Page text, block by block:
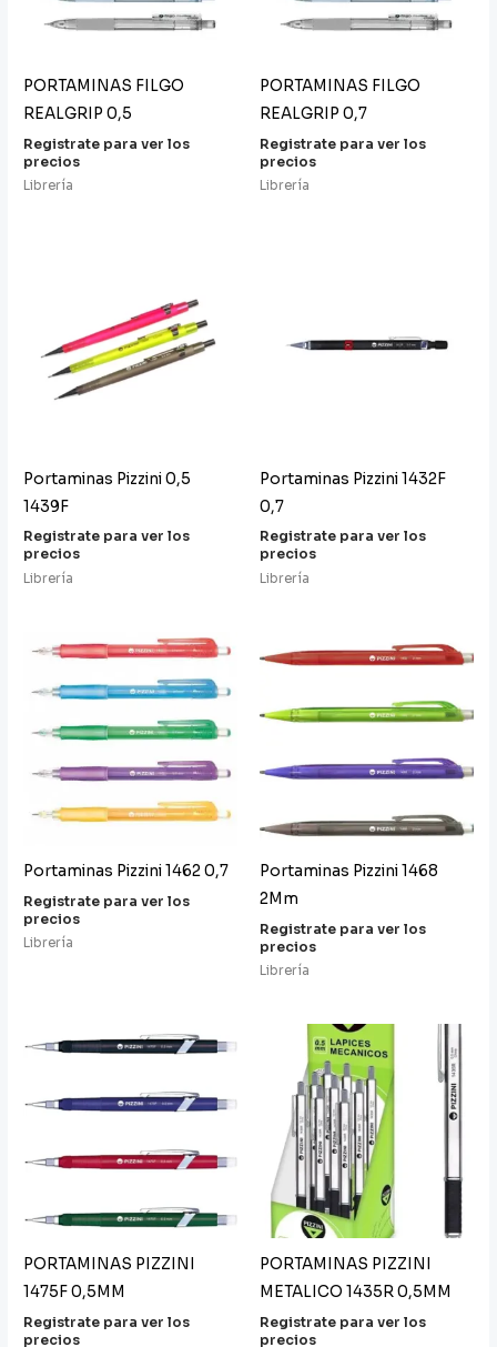
PORTAMINAS FILGO
REALGRIP 0,5
Registrate para ver los
precios
Librería
PORTAMINAS FILGO
REALGRIP 0,7
Registrate para ver los
precios
Librería
Portaminas Pizzini 0,5
1439F
Registrate para ver los
precios
Librería
Portaminas Pizzini 1432F
0,7
Registrate para ver los
precios
Librería
Portaminas Pizzini 1462 0,7
Registrate para ver los
precios
Librería
Portaminas Pizzini 1468
2Mm
Registrate para ver los
precios
Librería
PORTAMINAS PIZZINI
1475F 0,5MM
Registrate para ver los
precios
PORTAMINAS PIZZINI
METALICO 1435R 0,5MM
Registrate para ver los
precios